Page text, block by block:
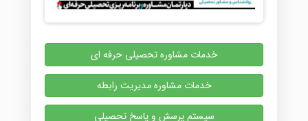
خدمات مشاوره تحصیلی حرفه ای
خدمات مشاوره مدیریت رابطه
سیستم پرسش و پاسخ تحصیلی